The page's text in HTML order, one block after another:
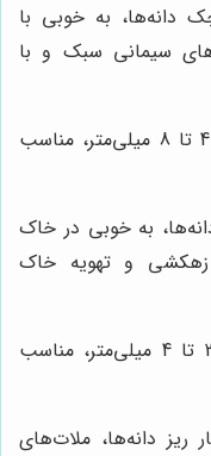
دانه‌ها، به خوبی با
سیمانی سبک و با
اندازه دانه‌ها بین 4 تا 8 میلی‌متر، مناسب
به خوبی در خاک
و تهویه خاک
اندازه دانه‌ها بین 2 تا 4 میلی‌متر، مناسب
ریز دانه‌ها، ملات‌های